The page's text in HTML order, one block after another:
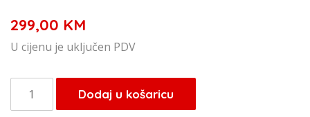
299,00 KM
U cijenu je uključen PDV
Podni
Ventilator
Dodaj u košaricu